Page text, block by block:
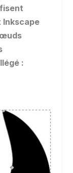
Inkscape
: